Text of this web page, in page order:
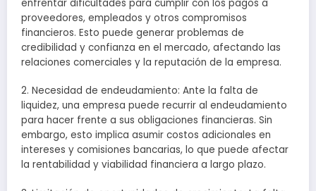
enfrentar dificultades para cumplir con los pagos a
proveedores, empleados y otros compromisos
financieros. Esto puede generar problemas de
credibilidad y confianza en el mercado, afectando las
relaciones comerciales y la reputación de la empresa.
2. Necesidad de endeudamiento: Ante la falta de
liquidez, una empresa puede recurrir al endeudamiento
para hacer frente a sus obligaciones financieras. Sin
embargo, esto implica asumir costos adicionales en
intereses y comisiones bancarias, lo que puede afectar
la rentabilidad y viabilidad financiera a largo plazo.